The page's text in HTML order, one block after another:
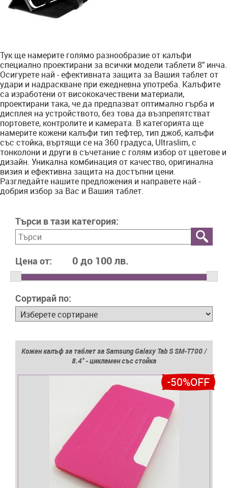
Тук ще намерите голямо разнообразие от калъфи
специално проектирани за всички модели таблети 8" инча.
Осигурете най - ефективната защита за Вашия таблет от
удари и надраскване при ежедневна употреба. Калъфите
са изработени от висококачествени материали,
проектирани така, че да предпазват оптимално гърба и
дисплея на устройството, без това да възпрепятстват
портовете, контролите и камерата. В категорията ще
намерите кожени калъфи тип тефтер, тип джоб, калъфи
със стойка, въртящи се на 360 градуса, Ultraslim, с
тонколони и други в съчетание с голям избор от цветове и
дизайн. Уникална комбинация от качество, оригинална
визия и ефективна защита на достъпни цени.
Разгледайте нашите предложения и направете най -
добрия избор за Вас и Вашия таблет.
Търси в тази категория:
Цена от:
Сортирай по:
Кожен калъф за таблет за Samsung Galaxy Tab S SM-T700 /
8.4'' - цикламен със стойка
-50%OFF